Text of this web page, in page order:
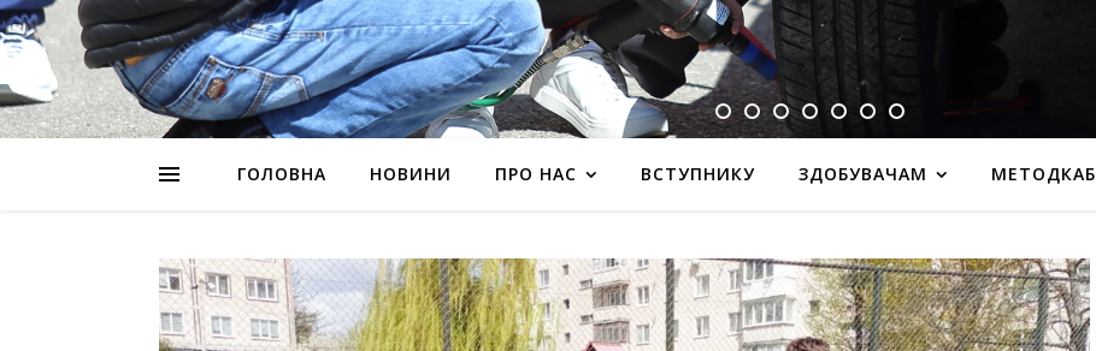
ГОЛОВНА НОВИНИ ПРО НАС ВСТУПНИКУ ЗДОБУВАЧАМ МЕТОДКАБ